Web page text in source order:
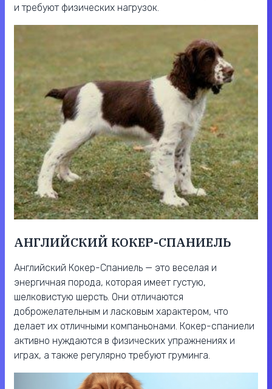
и требуют физических нагрузок.
АНГЛИЙСКИЙ КОКЕР-СПАНИЕЛЬ
Английский Кокер-Спаниель — это веселая и
энергичная порода, которая имеет густую,
шелковистую шерсть. Они отличаются
доброжелательным и ласковым характером, что
делает их отличными компаньонами. Кокер-спаниели
активно нуждаются в физических упражнениях и
играх, а также регулярно требуют груминга.